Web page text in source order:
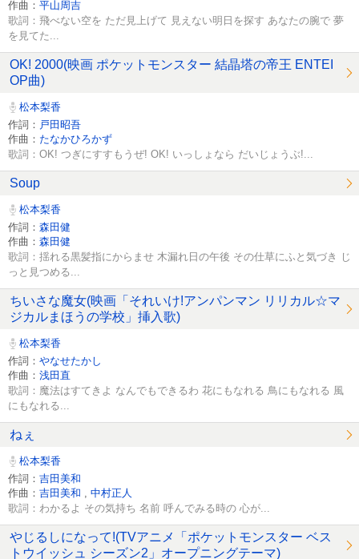
作曲： 平山周吉
歌詞：飛べない空を ただ見上げて 見えない明日を探す あなたの腕で 夢
を見てた...
OK! 2000(映画 ポケットモンスター 結晶塔の帝王 ENTEI
OP曲)
松本梨香
作詞： 戸田昭吾
作曲： たなかひろかず
歌詞：OK! つぎにすすもうぜ! OK! いっしょなら だいじょうぶ!...
Soup
松本梨香
作詞： 森田健
作曲： 森田健
歌詞：揺れる黒髪指にからませ 木漏れ日の午後 その仕草にふと気づき じ
っと見つめる...
ちいさな魔女(映画「それいけ!アンパンマン リリカル☆マ
ジカルまほうの学校」挿入歌)
松本梨香
作詞： やなせたかし
作曲： 浅田直
歌詞：魔法はすてきよ なんでもできるわ 花にもなれる 鳥にもなれる 風
にもなれる...
ねぇ
松本梨香
作詞： 吉田美和
作曲： 吉田美和 中村正人
歌詞：わかるよ その気持ち 名前 呼んでみる時の 心が...
やじるしになって!(TVアニメ「ポケットモンスター ベス
トウイッシュ シーズン2」オープニングテーマ)